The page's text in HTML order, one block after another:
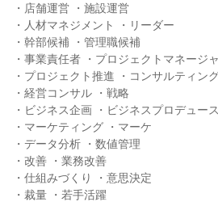
・店舗運営 ・施設運営
・人材マネジメント ・リーダー
・幹部候補 ・管理職候補
・事業責任者 ・プロジェクトマネージ
・プロジェクト推進 ・コンサルティン
・経営コンサル ・戦略
・ビジネス企画 ・ビジネスプロデュース
・マーケティング ・マーケ
・データ分析 ・数値管理
・改善 ・業務改善
・仕組みづくり ・意思決定
・裁量 ・若手活躍